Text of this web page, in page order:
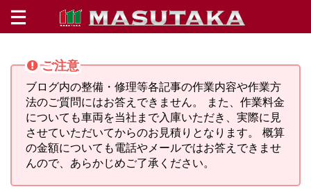
ご注意
ブログ内の整備・修理等各記事の作業内容や作業方
法のご質問にはお答えできません。 また、作業料金
についても車両を当社まで入庫いただき、実際に見
させていただいてからのお見積りとなります。 概算
の金額についても電話やメールではお答えできませ
んので、あらかじめご了承ください。